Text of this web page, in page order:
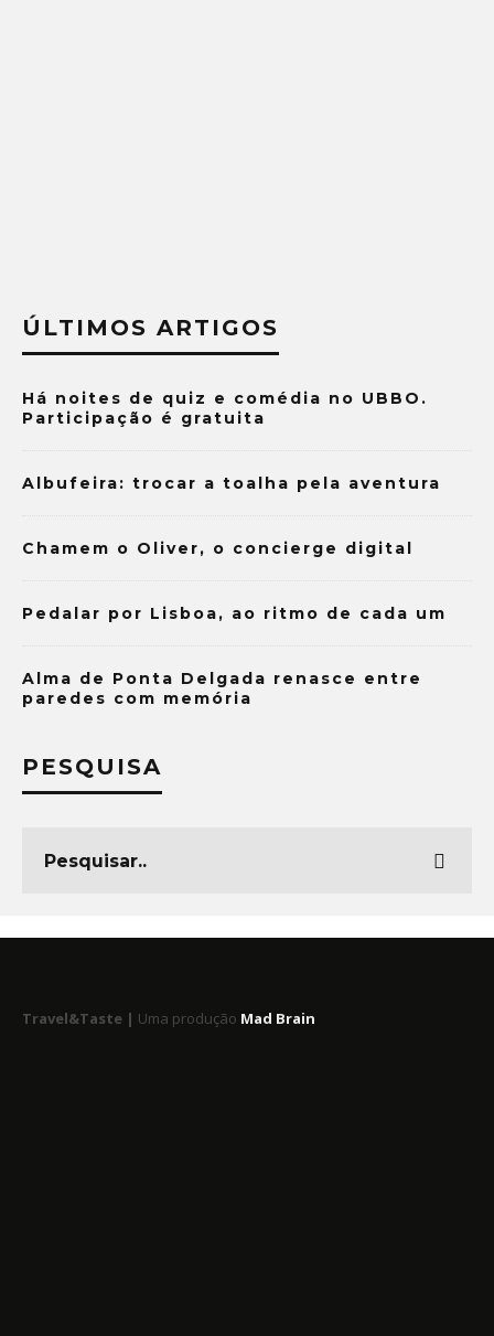
ÚLTIMOS ARTIGOS
Há noites de quiz e comédia no UBBO.
Participação é gratuita
Albufeira: trocar a toalha pela aventura
Chamem o Oliver, o concierge digital
Pedalar por Lisboa, ao ritmo de cada um
Alma de Ponta Delgada renasce entre
paredes com memória
PESQUISA
Travel&Taste | Uma produção Mad Brain